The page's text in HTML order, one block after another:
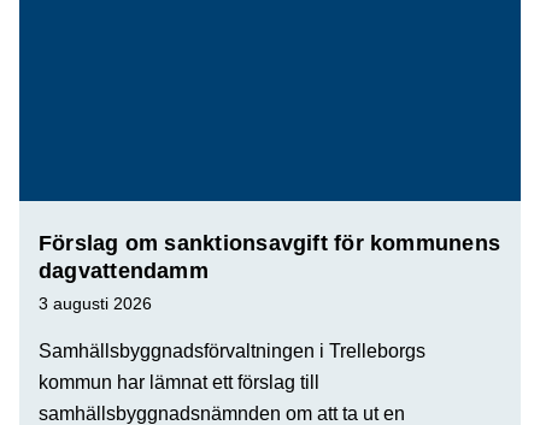
Förslag om sanktionsavgift för kommunens
dagvattendamm
3 augusti 2026
Samhällsbyggnadsförvaltningen i Trelleborgs
kommun har lämnat ett förslag till
samhällsbyggnadsnämnden om att ta ut en